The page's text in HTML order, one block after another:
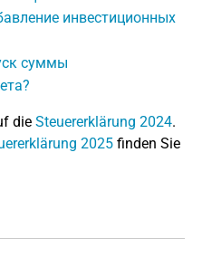
инвестиционных
суммы
die Steuererklärung 2024.
2025 finden Sie